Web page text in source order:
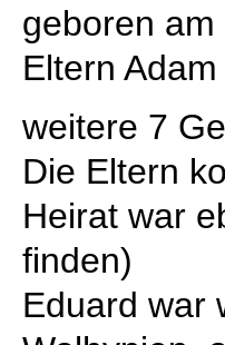
geboren
Eltern
weitere 7
Die Eltern
Heirat war
finden)
Eduard war